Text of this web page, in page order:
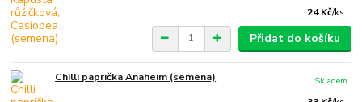
24 Kč/ks
Přidat do košíku
Chilli paprička Anaheim (semena)
Skladem